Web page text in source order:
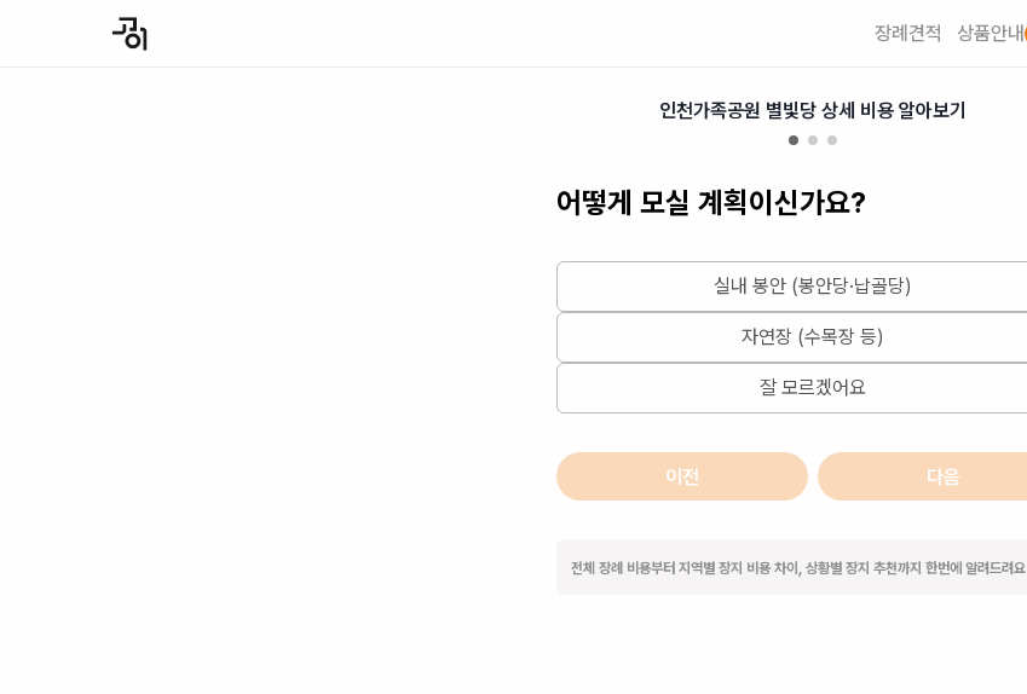
장례견적 상품안내
인천가족공원 별빛당 상세 비용 알아보기
어떻게 모실 계획이신가요?
실내 봉안 (봉안당·납골당)
자연장 (수목장 등)
잘 모르겠어요
이전 다음
전체 장례 비용부터 지역별 장지 비용 차이, 상황별 장지 추천까지 한번에 알려드려요